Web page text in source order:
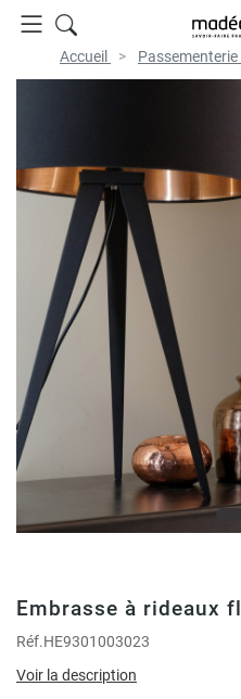
Accueil Passementerie
Embrasse à rideaux
Réf.HE9301003023
Voir la description